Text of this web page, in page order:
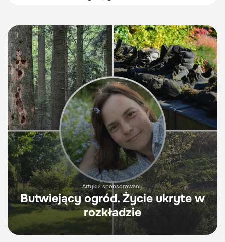
Artykuł sponsorowany
Butwiejący ogród. Życie ukryte w
rozkładzie